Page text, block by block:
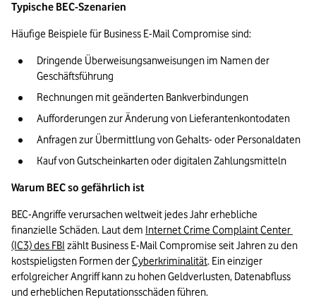
Typische BEC-Szenarien
Häufige Beispiele für Business E-Mail Compromise sind:
Dringende Überweisungsanweisungen im Namen der
Geschäftsführung
Rechnungen mit geänderten Bankverbindungen
Aufforderungen zur Änderung von Lieferantenkontodaten
Anfragen zur Übermittlung von Gehalts- oder Personaldaten
Kauf von Gutscheinkarten oder digitalen Zahlungsmitteln
Warum BEC so gefährlich ist
BEC-Angriffe verursachen weltweit jedes Jahr erhebliche
finanzielle Schäden. Laut dem Internet Crime Complaint Center
(IC3) des FBI zählt Business E-Mail Compromise seit Jahren zu den
kostspieligsten Formen der Cyberkriminalität. Ein einziger
erfolgreicher Angriff kann zu hohen Geldverlusten, Datenabfluss
und erheblichen Reputationsschäden führen.